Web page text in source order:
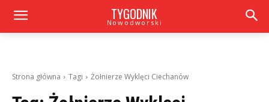
TYGODNIK
Nowodworski
Strona główna Tagi Żołnierze Wyklęci Ciechanów